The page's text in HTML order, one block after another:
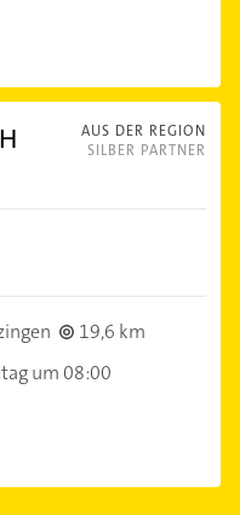
AUS DER REGION
SILBER PARTNER
19,6 km
um 08:00